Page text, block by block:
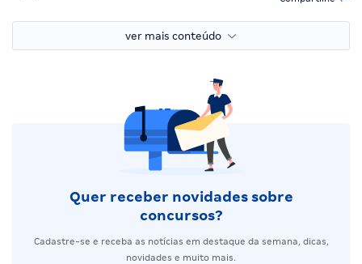
ver mais conteúdo
Quer receber novidades sobre
concursos?
Cadastre-se e receba as notícias em destaque da semana, dicas,
novidades e muito mais.